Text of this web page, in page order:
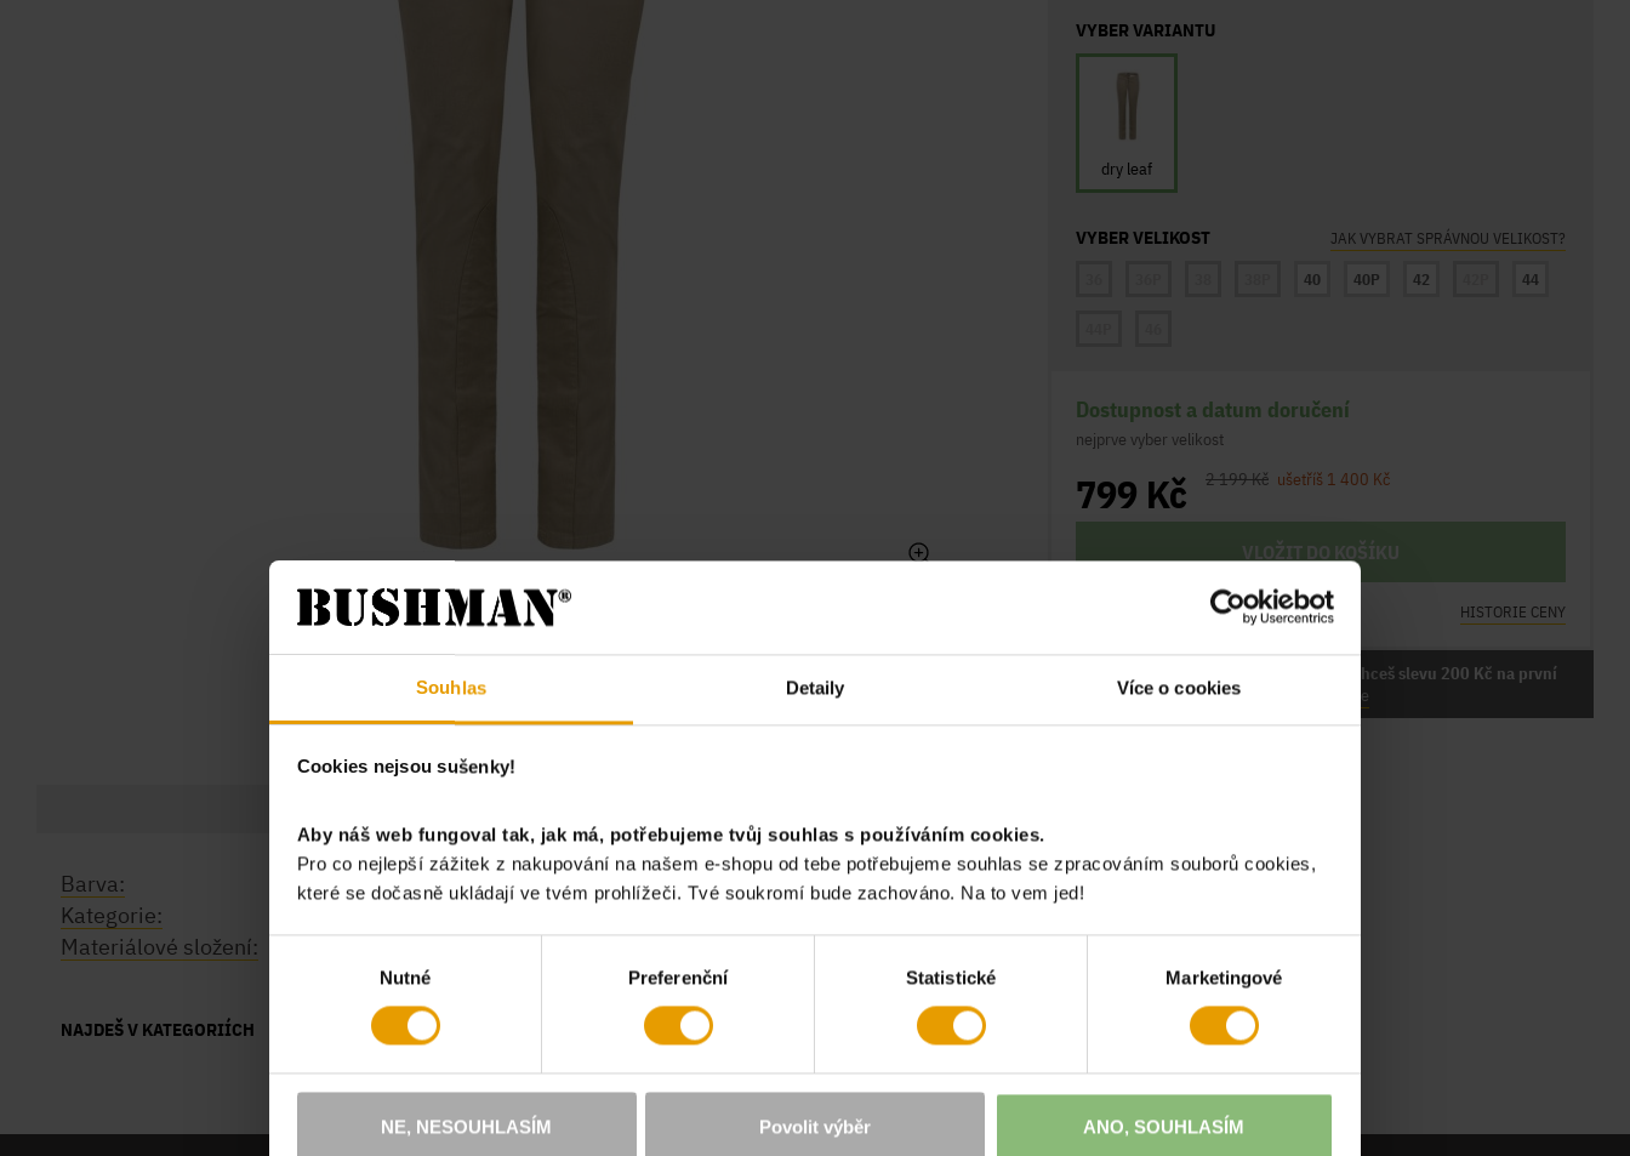
Souhlas Detaily Více o cookies
Cookies nejsou sušenky!
Aby náš web fungoval tak, jak má, potřebujeme tvůj souhlas s používáním cookies.
Pro co nejlepší zážitek z nakupování na našem e-shopu od tebe potřebujeme souhlas se zpracováním souborů cookies,
které se dočasně ukládají ve tvém prohlížeči. Tvé soukromí bude zachováno. Na to vem jed!
Nutné Preferenční Statistické Marketingové
NE, NESOUHLASÍM Povolit výběr ANO, SOUHLASÍM
VYBER VARIANTU
dry leaf
VYBER VELIKOST
JAK VYBRAT SPRÁVNOU VELIKOST?
40 40P 42 44
Dostupnost a datum doručení
nejprve vyber velikost
799 Kč 2 199 Kč ušetříš 1 400 Kč
VLOŽIT DO KOŠÍKU
MOŽNOSTI DORUČENÍ HISTORIE CENY
Přihlas se
Nemáš u nás účet a chceš slevu 200 Kč na první
nákup?
Zaregistruj se
Barva:
dry leaf
Kategorie:
Materiálové složení:
NAJDEŠ V KATEGORIÍCH ŽENY DÁMSKÉ KALHOTY A KRAŤASY